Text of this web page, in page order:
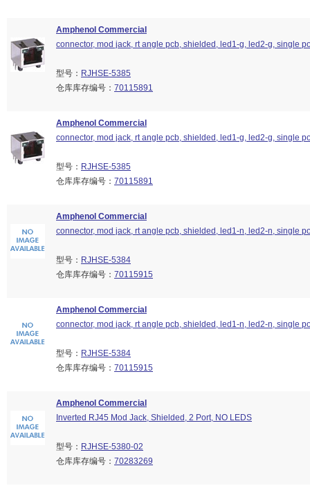
Amphenol Commercial
connector, mod jack, rt angle pcb, shielded, led1-g, led2-g, single
型号： RJHSE-5385
仓库库存编号： 70115891
Amphenol Commercial
connector, mod jack, rt angle pcb, shielded, led1-g, led2-g, single
型号： RJHSE-5385
仓库库存编号： 70115891
Amphenol Commercial
connector, mod jack, rt angle pcb, shielded, led1-n, led2-n, single
型号： RJHSE-5384
仓库库存编号： 70115915
Amphenol Commercial
connector, mod jack, rt angle pcb, shielded, led1-n, led2-n, single
型号： RJHSE-5384
仓库库存编号： 70115915
Amphenol Commercial
Inverted RJ45 Mod Jack, Shielded, 2 Port, NO LEDS
型号： RJHSE-5380-02
仓库库存编号： 70283269